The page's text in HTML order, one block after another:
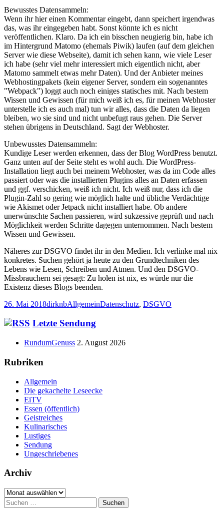
Bewusstes Datensammeln:
Wenn ihr hier einen Kommentar eingebt, dann speichert irgendwas
das, was ihr eingegeben habt. Sonst könnte ich es nicht
veröffentlichen. Klaro. Da ich ein bisschen neugierig bin, habe ich
im Hintergrund Matomo (ehemals Piwik) laufen (auf dem gleichen
Server wie diese Webseite), damit ich sehen kann, wie viele Leser
ich habe (sehr viel mehr interessiert mich eigentlich nicht, aber
Matomo sammelt etwas mehr Daten). Und der Anbieter meines
Webhostingpakets (kein eigener Server, sondern ein sogenanntes
"Webpack") loggt auch noch einiges statisches mit. Nach bestem
Wissen und Gewissen (für mich weiß ich es, für meinen Webhoster
unterstelle ich es auch mal) tun wir alles, dass die Daten da liegen
bleiben, wo sie sind und nicht unbefugt raus gehen. Die Server
stehen übrigens in Deutschland. Sagt der Webhoster.
Unbewusstes Datensammeln:
Kundige Leser werden erkennen, dass der Blog WordPress benutzt.
Ganz unten auf der Seite steht es wohl auch. Die WordPress-
Installation liegt auch bei meinem Webhoster, was da im Code alles
passiert oder was die installierten Plugins alles an Daten erfassen
und ggf. verschicken, weiß ich nicht. Ich weiß nur, dass ich die
Plugin-Zahl so gering wie möglich halte und übliche Verdächtige
wie Akismet oder Jetpack nicht installiert habe. Ob andere
unerwünschte Sachen passieren, wird sukzessive geprüft und nach
Möglichkeit werden Schritte dagegen unternommen. Nach bestem
Wissen und Gewissen.
Näheres zur DSGVO findet ihr in den Medien. Ich verlinke mal nix
konkretes. Suchen gehört ja heute zu den Grundtechniken des
Lebens wie Lesen, Schreiben und Atmen. Und den DSGVO-
Missbrauchern sei gesagt: Zu holen ist nix, es würde nur die
Existenz dieses Blogs beenden.
Veröffentlicht
26. Mai 2018Autor
dirknbKategorien
AllgemeinSchlagwörter
Datenschutz, DSGVO
Haupt-
Seitenleiste
Letzte Sendung
RundumGenuss 2. August 2026
Rubriken
Allgemein
Die gekachelte Leseecke
EiTV
Essen (öffentlich)
Geistreiches
Kulinarisches
Lustiges
Sendung
Ungeschriebenes
Archiv
Archiv
Suchen
nach: